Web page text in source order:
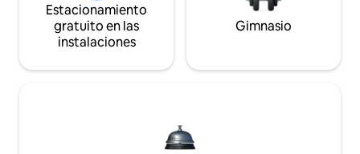
Estacionamiento
gratuito en las
instalaciones
Gimnasio